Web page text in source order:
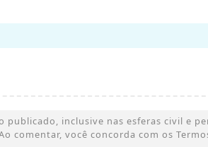
inclusive nas esferas civil e
comentar, você concorda com os